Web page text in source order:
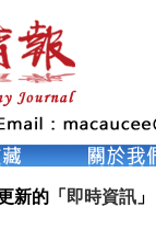
新的「 即時資訊 」